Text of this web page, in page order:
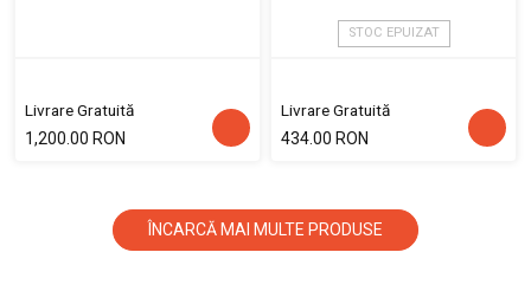
Livrare Gratuită
1,200.00 RON
STOC EPUIZAT
Livrare Gratuită
434.00 RON
ÎNCARCĂ MAI MULTE PRODUSE